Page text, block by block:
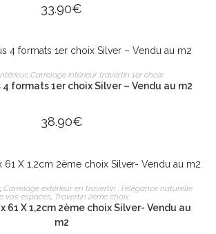
33.90€
AJOUTER AU PANIER
, Carrelage intérieur travertin 1er choix
formats 1er choix Silver – Vendu au m2
38.90€
AJOUTER AU PANIER
, Carrelage extérieur en travertin : l'élégance naturelle
vos espaces, Travertin 2ème choix
61 X 1,2cm 2ème choix Silver- Vendu au
m2